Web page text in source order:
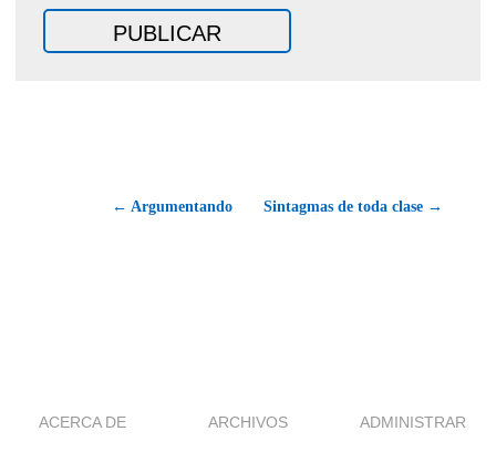
← Argumentando Sintagmas de toda clase →
ACERCA DE ARCHIVOS ADMINISTRAR